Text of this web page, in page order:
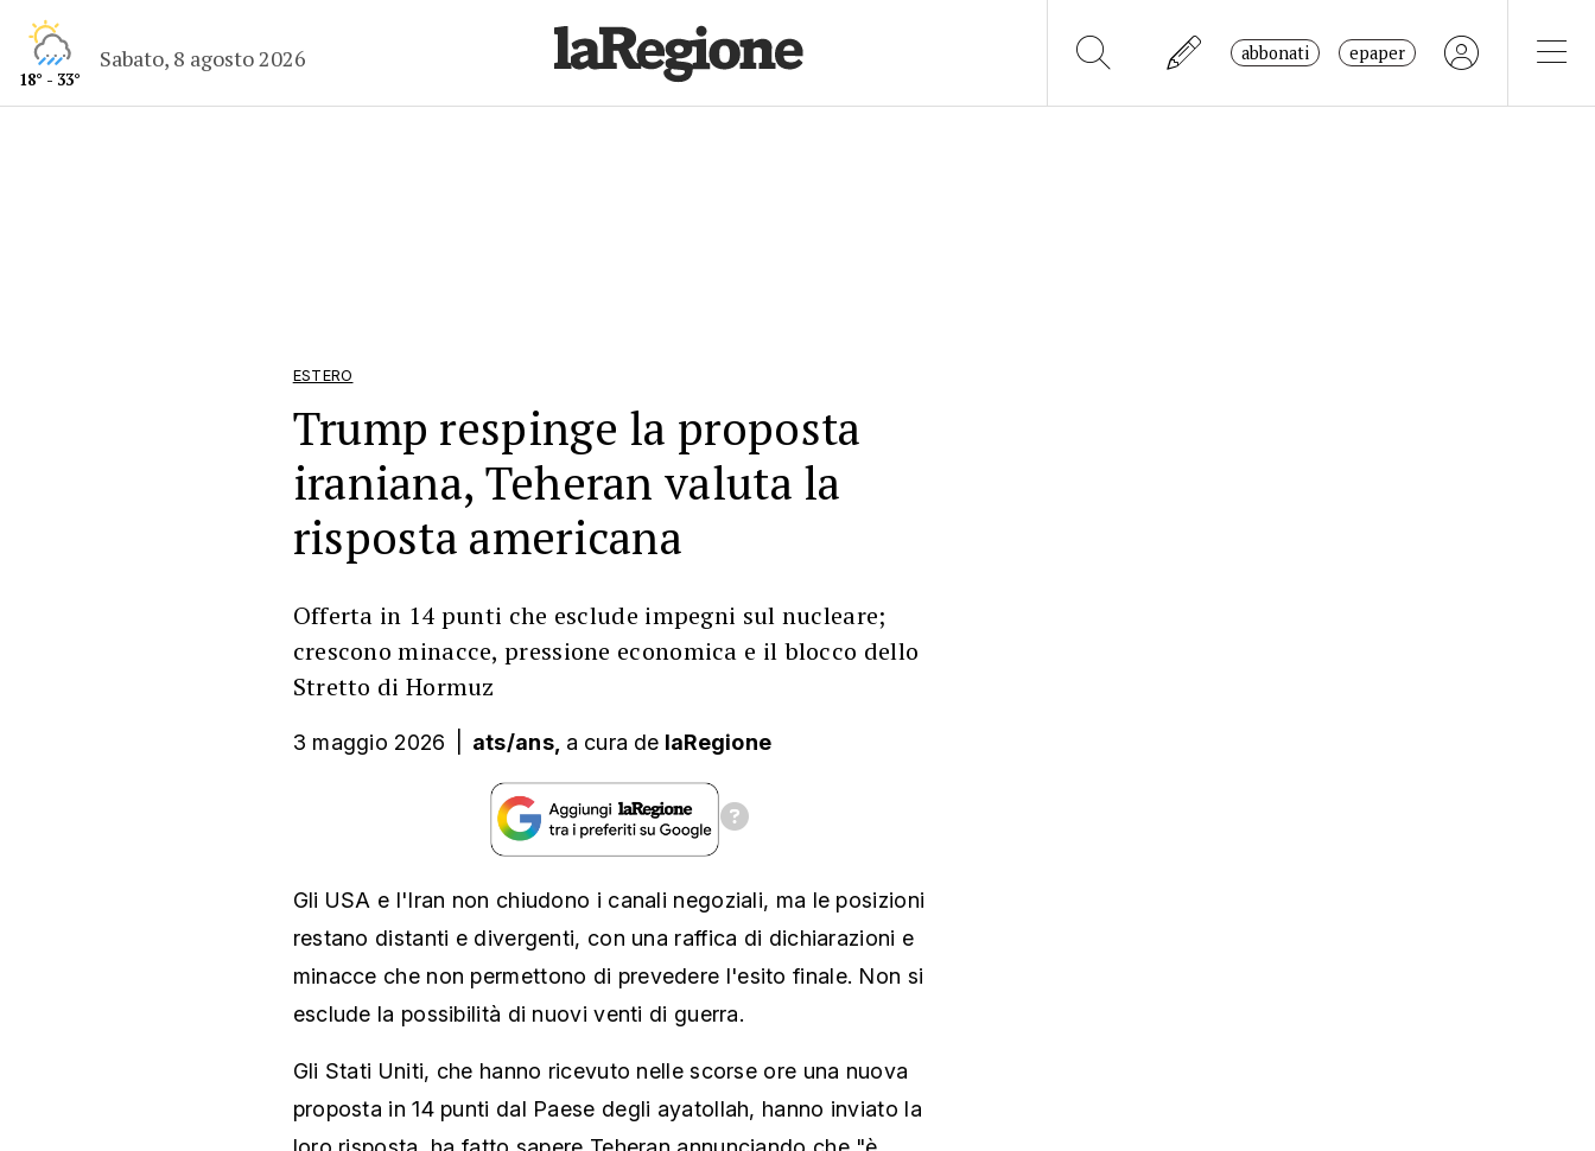
18° - 33°
Sabato, 8 agosto 2026 abbonati epaper
ESTERO
Trump respinge la proposta
iraniana, Teheran valuta la
risposta americana
Offerta in 14 punti che esclude impegni sul nucleare;
crescono minacce, pressione economica e il blocco dello
Stretto di Hormuz
3 maggio 2026 ats/ans, a cura de laRegione
Gli USA e l'Iran non chiudono i canali negoziali, ma le posizioni
restano distanti e divergenti, con una raffica di dichiarazioni e
minacce che non permettono di prevedere l'esito finale. Non si
esclude la possibilità di nuovi venti di guerra.
Gli Stati Uniti, che hanno ricevuto nelle scorse ore una nuova
proposta in 14 punti dal Paese degli ayatollah, hanno inviato la